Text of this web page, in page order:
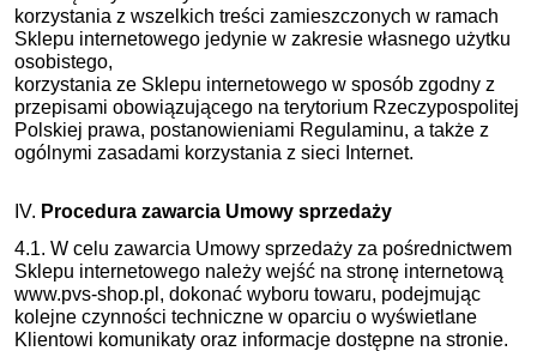
korzystania z wszelkich treści zamieszczonych w ramach
Sklepu internetowego jedynie w zakresie własnego użytku
osobistego,
korzystania ze Sklepu internetowego w sposób zgodny z
przepisami obowiązującego na terytorium Rzeczypospolitej
Polskiej prawa, postanowieniami Regulaminu, a także z
ogólnymi zasadami korzystania z sieci Internet.
IV. Procedura zawarcia Umowy sprzedaży
4.1. W celu zawarcia Umowy sprzedaży za pośrednictwem
Sklepu internetowego należy wejść na stronę internetową
www.pvs-shop.pl, dokonać wyboru towaru, podejmując
kolejne czynności techniczne w oparciu o wyświetlane
Klientowi komunikaty oraz informacje dostępne na stronie.